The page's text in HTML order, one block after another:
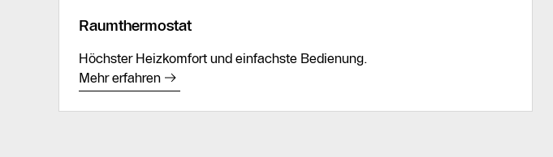
Raumthermostat
Höchster Heizkomfort und einfachste Bedienung.
Mehr erfahren